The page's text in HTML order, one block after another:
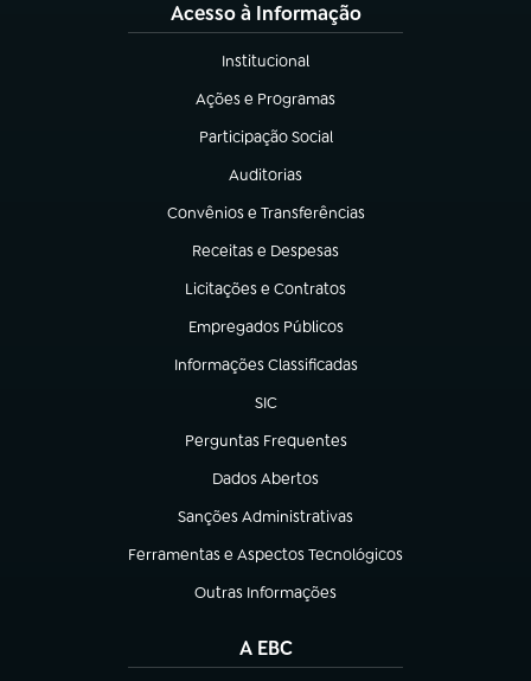
Acesso à Informação
Institucional
(abre em nova aba)
Ações e Programas
(abre em nova aba)
Participação Social
(abre em nova aba)
Auditorias
(abre em nova aba)
Convênios e Transferências
(abre em nova aba)
Receitas e Despesas
(abre em nova aba)
Licitações e Contratos
(abre em nova aba)
Empregados Públicos
(abre em nova aba)
Informações Classificadas
(abre em nova aba)
SIC
(abre em nova aba)
Perguntas Frequentes
(abre em nova aba)
Dados Abertos
(abre em nova aba)
Sanções Administrativas
(abre em nova aba)
Ferramentas e Aspectos Tecnológicos
(abre em nova aba)
Outras Informações
(abre em nova aba)
A EBC